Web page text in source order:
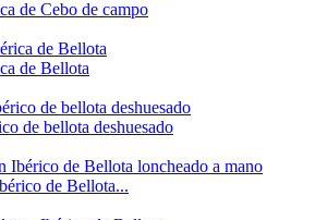
de Cebo de campo
de Bellota
de bellota deshuesado
de Bellota...